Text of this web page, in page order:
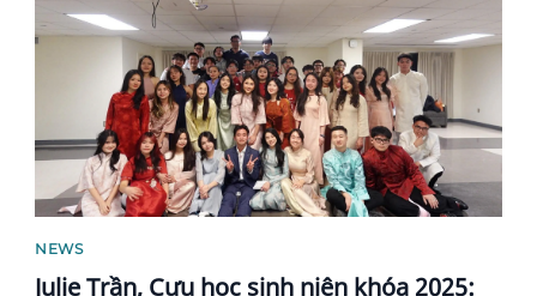
NEWS
Julie Trần, Cựu học sinh niên khóa 2025: